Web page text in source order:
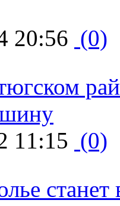
20:56 (0)
11:15 (0)